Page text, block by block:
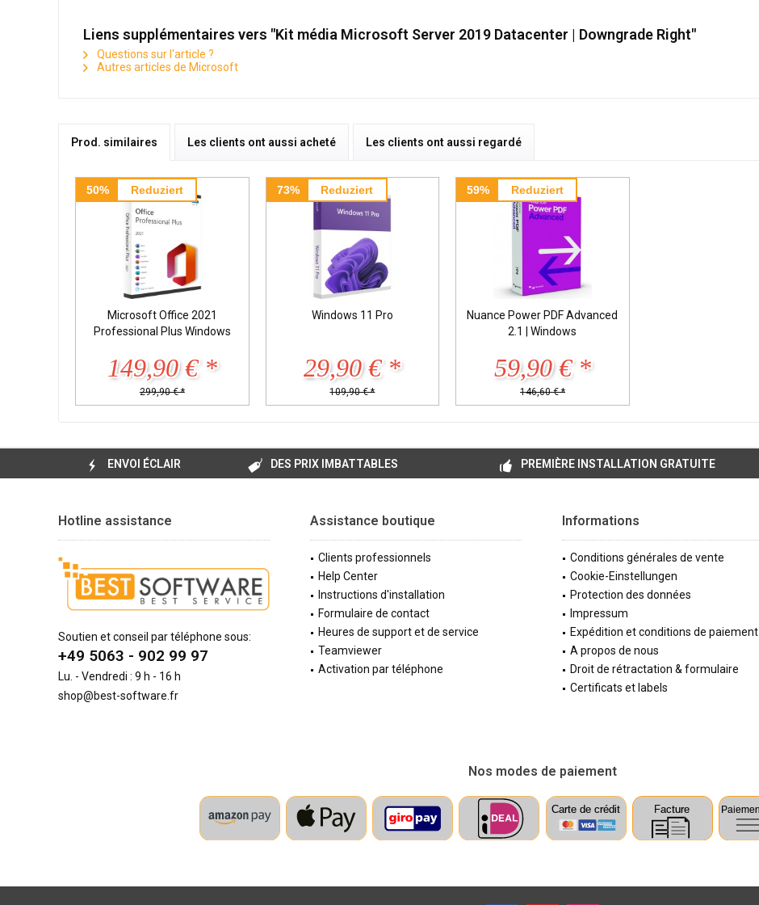
Liens supplémentaires vers "Kit média Microsoft Server 2019 Datacenter | Downgrade Right"
Questions sur l'article ?
Autres articles de Microsoft
Prod. similaires Les clients ont aussi acheté Les clients ont aussi regardé
50% Reduziert
Microsoft Office 2021
Professional Plus Windows
149,90 € *
299,90 € *
73% Reduziert
Windows 11 Pro
29,90 € *
109,90 € *
59% Reduziert
Nuance Power PDF Advanced
2.1 | Windows
59,90 € *
146,60 € *
ENVOI ÉCLAIR DES PRIX IMBATTABLES PREMIÈRE INSTALLATION GRATUITE
Hotline assistance
Soutien et conseil par téléphone sous:
+49 5063 - 902 99 97
Lu. - Vendredi : 9 h - 16 h
shop@best-software.fr
Assistance boutique
Clients professionnels
Help Center
Instructions d'installation
Formulaire de contact
Heures de support et de service
Teamviewer
Activation par téléphone
Informations
Conditions générales de vente
Cookie-Einstellungen
Protection des données
Impressum
Expédition et conditions de paiement
A propos de nous
Droit de rétractation & formulaire
Certificats et labels
Nos modes de paiement